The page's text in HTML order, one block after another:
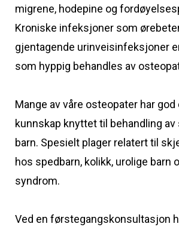
migrene, hodepine og
Kroniske infeksjoner som
gjentagende urinveisinfeksjoner
som hyppig behandles av
Mange av våre osteopater har god
kunnskap knyttet til behandling av
barn. Spesielt plager relatert til
hos spedbarn, kolikk, urolige barn
syndrom.
Ved en førstegangskonsultasjon